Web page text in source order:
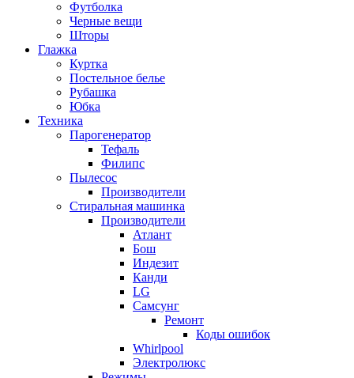
Футболка
Черные вещи
Шторы
Глажка
Куртка
Постельное белье
Рубашка
Юбка
Техника
Парогенератор
Тефаль
Филипс
Пылесос
Производители
Стиральная машинка
Производители
Атлант
Бош
Индезит
Канди
LG
Самсунг
Ремонт
Коды ошибок
Whirlpool
Электролюкс